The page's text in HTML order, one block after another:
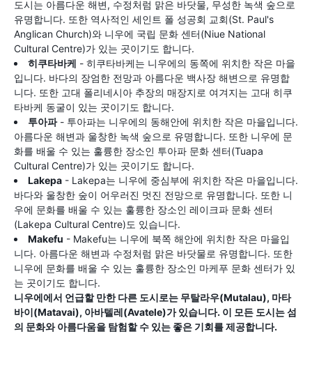
도시는 아름다운 해변, 수정처럼 맑은 바닷물, 무성한 녹색 숲으로
유명합니다. 또한 역사적인 세인트 폴 성공회 교회(St. Paul's
Anglican Church)와 니우에 국립 문화 센터(Niue National
Cultural Centre)가 있는 곳이기도 합니다.
히쿠타바케 - 히쿠타바케는 니우에의 동쪽에 위치한 작은 마을
입니다. 바다의 장엄한 전망과 아름다운 백사장 해변으로 유명합
니다. 또한 고대 폴리네시아 추장의 매장지로 여겨지는 고대 히쿠
타바케 동굴이 있는 곳이기도 합니다.
투아파- 투아파는 니우에의 동해안에 위치한 작은 마을입니다.
아름다운 해변과 울창한 녹색 숲으로 유명합니다. 또한 니우에 문
화를 배울 수 있는 훌륭한 장소인 투아파 문화 센터(Tuapa
Cultural Centre)가 있는 곳이기도 합니다.
Lakepa - Lakepa는 니우에 중심부에 위치한 작은 마을입니다.
바다와 울창한 숲이 어우러진 멋진 전망으로 유명합니다. 또한 니
우에 문화를 배울 수 있는 훌륭한 장소인 레이크파 문화 센터
(Lakepa Cultural Centre)도 있습니다.
Makefu - Makefu는 니우에 북쪽 해안에 위치한 작은 마을입
니다. 아름다운 해변과 수정처럼 맑은 바닷물로 유명합니다. 또한
니우에 문화를 배울 수 있는 훌륭한 장소인 마케푸 문화 센터가 있
는 곳이기도 합니다.
니우에에서 언급할 만한 다른 도시로는 무탈라우(Mutalau), 마타
바이(Matavai), 아바텔레(Avatele)가 있습니다. 이 모든 도시는 섬
의 문화와 아름다움을 탐험할 수 있는 좋은 기회를 제공합니다.